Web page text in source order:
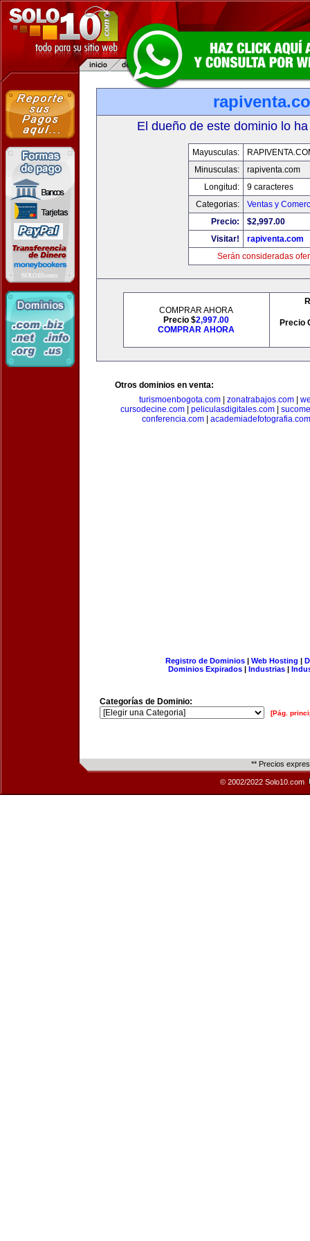
El dueño de este dominio lo
Mayusculas:
Minusculas:
rapiventa.com
Longitud:
9 caracteres
Categorias:
Ventas y
Precio:
$2,997.00
Visitar!
rapiventa.com
Serán consideradas
COMPRAR AHORA
Precio $2,997.00
COMPRAR AHORA
Precio
Otros dominios en venta:
turismoenbogota.com
zonatrabajos.com
cursodecine.com
peliculasdigitales.com
conferencia.com| academiadefotografia.com
Registro de Dominios| Web Hosting |
Dominios Expirados | Industrias |
Categorías de Dominio:
[Pág.
** Precios
© 2002/2022 Solo10.com